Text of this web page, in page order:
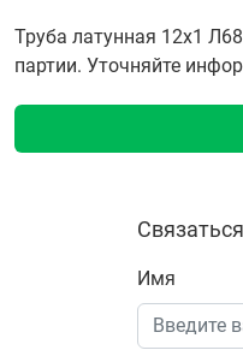
Труба латунная 12х1
партии. Уточняйте
Имя